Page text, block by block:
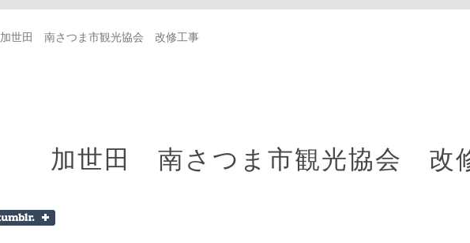
加世田 南さつま市観光協会 改修工事
加世田 南さつま市観光協会 改